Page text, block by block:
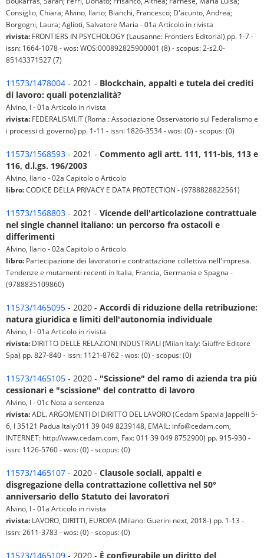
Consiglio, Chiara; Alvino, Ilario; Bianchi, Francesco; D'acunto, Andrea;
Borgogni, Laura; Aglioti, Salvatore Maria - 01a Articolo in rivista
rivista: FRONTIERS IN PSYCHOLOGY (Lausanne: Frontiers Editorial) pp. 1-7 -
issn: 1664-1078 - wos: WOS:000892825900001 (8) - scopus: 2-s2.0-
85143371527 (7)
11573/1478004 - 2021 - Blockchain, appalti e tutela dei crediti
di lavoro: quali potenzialità?
Alvino, I - 01a Articolo in rivista
rivista: FEDERALISMI.IT (Roma : Associazione Osservatorio sul Federalismo e
i processi di governo) pp. 1-11 - issn: 1826-3534 - wos: (0) - scopus: (0)
11573/1568593 - 2021 - Commento agli artt. 111, 111-bis, 113 e
116, d.l.gs. 196/2003
Alvino, Ilario - 02a Capitolo o Articolo
libro:CODICE DELLA PRIVACY E DATA PROTECTION - (9788828822561)
11573/1568803 - 2021 - Vicende dell'articolazione contrattuale
nel single channel italiano: un percorso fra ostacoli e
differimenti
Alvino, Ilario - 02a Capitolo o Articolo
libro: Partecipazione dei lavoratori e contrattazione collettiva nell'impresa.
Tendenze e mutamenti recenti in Italia, Francia, Germania e Spagna -
(9788835109860)
11573/1465095 - 2020 - Accordi di riduzione della retribuzione:
natura giuridica e limiti dell'autonomia individuale
Alvino, I - 01a Articolo in rivista
rivista: DIRITTO DELLE RELAZIONI INDUSTRIALI (Milan Italy: Giuffre Editore
Spa) pp. 827-840 - issn: 1121-8762 - wos: (0) - scopus: (0)
11573/1465105 - 2020 - "Scissione" del ramo di azienda tra più
cessionari e "scissione" del contratto di lavoro
Alvino, I - 01c Nota a sentenza
rivista:ADL. ARGOMENTI DI DIRITTO DEL LAVORO (Cedam Spa:via Jappelli 5-
6, I 35121 Padua Italy:011 39 049 8239148, EMAIL: info@cedam.com,
INTERNET: http://www.cedam.com, Fax: 011 39 049 8752900) pp. 915-930 -
issn: 1126-5760 - wos: (0) - scopus: (0)
11573/1465107 - 2020 - Clausole sociali, appalti e
disgregazione della contrattazione collettiva nel 50°
anniversario dello Statuto dei lavoratori
Alvino, I - 01a Articolo in rivista
rivista: LAVORO, DIRITTI, EUROPA (Milano: Guerini next, 2018-) pp. 1-13 -
issn: 2611-3783 - wos: (0) - scopus: (0)
11573/1465109 - 2020 - È configurabile un diritto del